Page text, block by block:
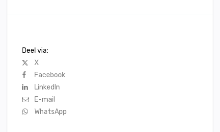
Deel via:
X
Facebook
LinkedIn
E-mail
WhatsApp